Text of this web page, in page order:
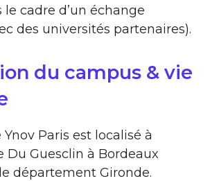
cadre d’un échange
des universités partenaires).
du campus & vie
Paris est localisé à
Du Guesclin à Bordeaux
département Gironde.